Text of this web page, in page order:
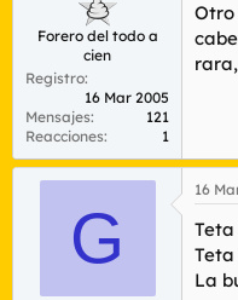
Forero del todo a
cien
Registro
16 Mar 2005
Mensajes
121
Reacciones
1
Otro
G
16
Teta
La